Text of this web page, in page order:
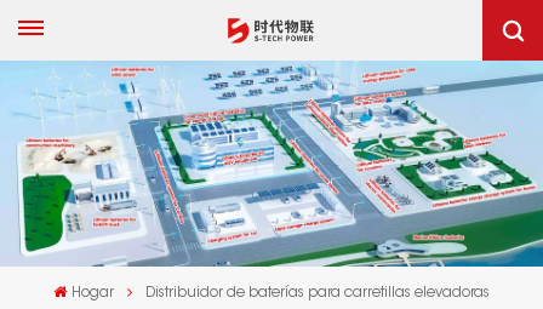
Hogar Distribuidor de baterías para carretillas elevadoras